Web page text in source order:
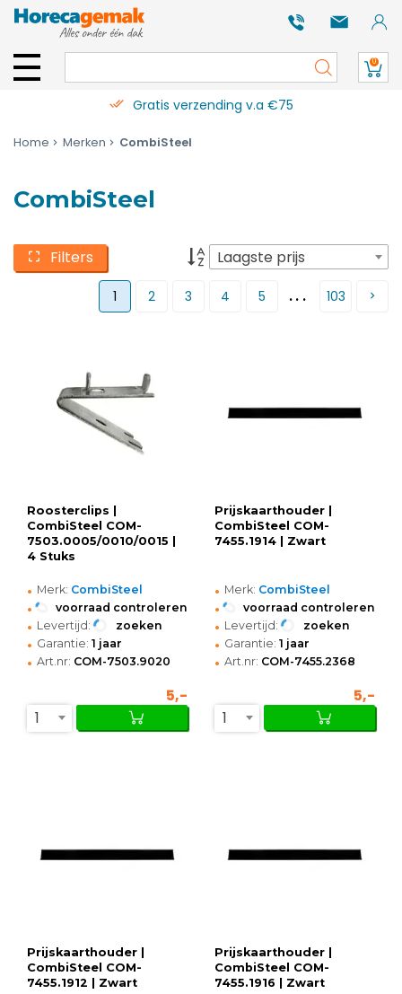
0
Gratis verzending v.a €75
Home Merken CombiSteel
CombiSteel
Filters Laagste prijs
1 2 3 4 5 ... 103
Roosterclips |
CombiSteel COM-
7503.0005/0010/0015 |
4 Stuks
• Merk: CombiSteel
• voorraad controleren
• Levertijd: zoeken
• Garantie: 1 jaar
• Art.nr: COM-7503.9020
5,-
1
Prijskaarthouder |
CombiSteel COM-
7455.1914 | Zwart
• Merk: CombiSteel
• voorraad controleren
• Levertijd: zoeken
• Garantie: 1 jaar
• Art.nr: COM-7455.2368
5,-
1
Prijskaarthouder |
CombiSteel COM-
7455.1912 | Zwart
Prijskaarthouder |
CombiSteel COM-
7455.1916 | Zwart